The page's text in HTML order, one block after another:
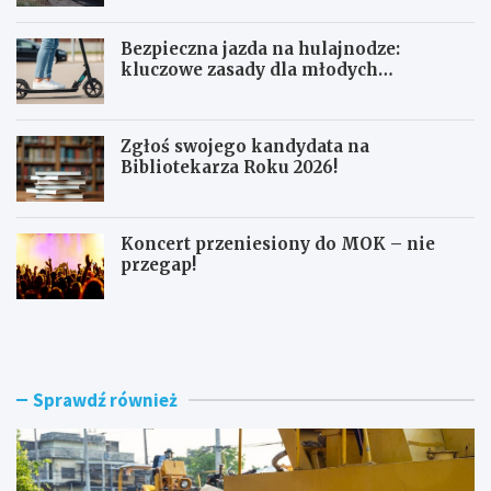
Bezpieczna jazda na hulajnodze:
kluczowe zasady dla młodych
Zgłoś swojego kandydata na
Bibliotekarza Roku 2026!
Koncert przeniesiony do MOK – nie
przegap!
N
o
d
o
i
B
e
z
n
a
Sprawdź również